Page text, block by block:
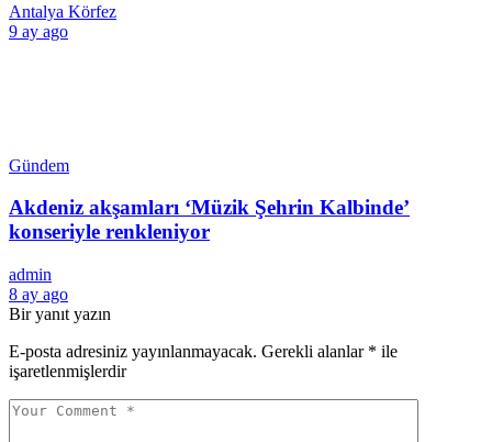
Antalya Körfez
9 ay ago
Gündem
Akdeniz akşamları ‘Müzik Şehrin Kalbinde’
konseriyle renkleniyor
admin
8 ay ago
Bir yanıt yazın
E-posta adresiniz yayınlanmayacak. Gerekli alanlar * ile
işaretlenmişlerdir